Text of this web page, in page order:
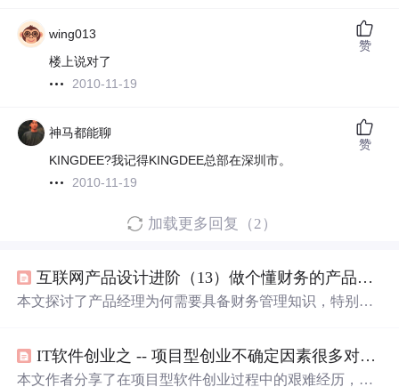
wing013
楼上说对了
2010-11-19
赞
神马都能聊
KINGDEE?我记得KINGDEE总部在深圳市。
2010-11-19
赞
加载更多回复（2）
互联网产品设计进阶（13）做个懂财务的产品经理
本文探讨了产品经理为何需要具备财务管理知识，特别是
并吸引投资。
IT软件创业之 -- 项目型创业不确定因素很多对管理上要求更高，赚钱很难、赚大钱更难
本文作者分享了在项目型软件创业过程中的艰难经历，包